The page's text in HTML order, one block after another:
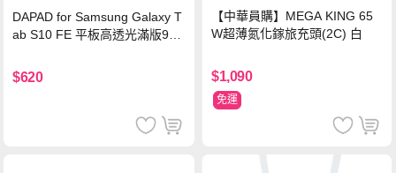
DAPAD for Samsung Galaxy T
ab S10 FE 平板高透光滿版9H
$620
【中華員購】MEGA KING 65
W超薄氮化鎵旅充頭(2C) 白
$1,090
免運